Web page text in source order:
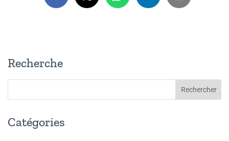
Recherche
Catégories